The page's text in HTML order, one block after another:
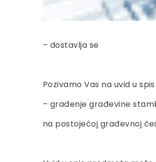
– dostavlja se
Pozivamo Vas na uvid u
– građenje građevine
na postojećoj građevnoj